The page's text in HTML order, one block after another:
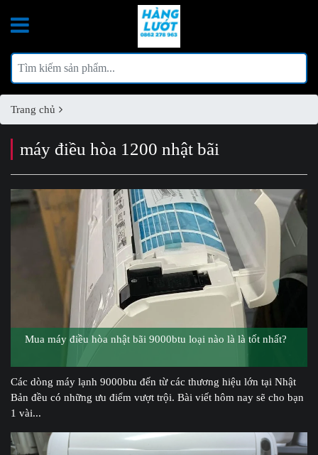
Trang chủ
máy điều hòa 1200 nhật bãi
Mua máy điều hòa nhật bãi 9000btu loại nào là là tốt nhất?
Các dòng máy lạnh 9000btu đến từ các thương hiệu lớn tại Nhật
Bản đều có những ưu điểm vượt trội. Bài viết hôm nay sẽ cho bạn
1 vài...